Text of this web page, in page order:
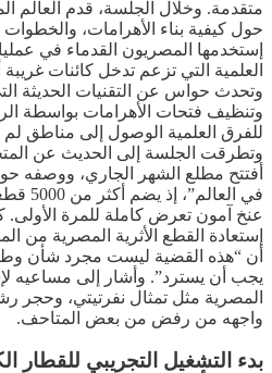
متقدمة. وخلال الجلسة، قدم العالم
حول كيفية بناء الأهرامات، والخطوات
إستخدمها المصريون القدماء في
العلمية التي تزعم تدخل كائنات
وتحدث حواس عن التقنيات الحديثة
وتنظيف فتحات الأهرامات بواسطة
للفرق العلمية الوصول إلى مناطق
وتطرقت الجلسة إلى الحديث عن
أفتتح مطلع الشهر الجاري، ووصفه
في
عنخ آمون تعرض كاملة للمرة الأولى.
إستعادة القطع الأثرية المصرية من
أن “هذه القضية ليست مجرد شأن
يجب أن يسترد”. وأشار إلى مساعيه
المصرية مثل تمثال نفرتيتي، وحجر
واجهه من رفض من بعض المتاحف.
بدء التشغيل التجريبي للقطار